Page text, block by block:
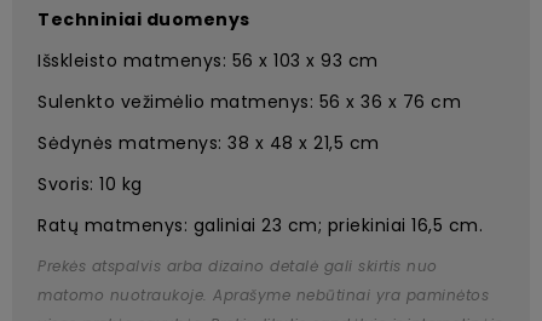
Techniniai duomenys
Išskleisto matmenys: 56 x 103 x 93 cm
Sulenkto vežimėlio matmenys: 56 x 36 x 76 cm
Sėdynės matmenys: 38 x 48 x 21,5 cm
Svoris: 10 kg
Ratų matmenys: galiniai 23 cm; priekiniai 16,5 cm.
Prekės atspalvis arba dizaino detalė gali skirtis nuo
matomo nuotraukoje. Aprašyme nebūtinai yra paminėtos